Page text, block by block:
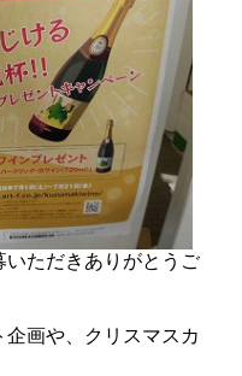
ただきありがとうご
画や、クリスマスカ